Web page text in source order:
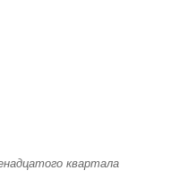
квартала